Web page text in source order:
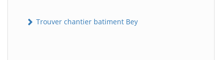
Trouver chantier batiment Bey